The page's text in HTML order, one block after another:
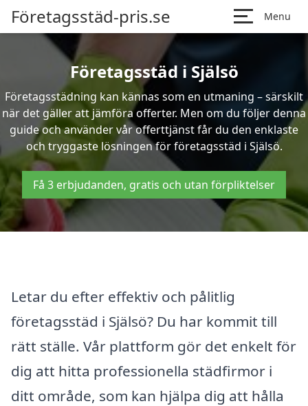
Företagsstäd-pris.se Menu
Företagsstäd i Själsö
Företagsstädning kan kännas som en utmaning – särskilt
när det gäller att jämföra offerter. Men om du följer denna
guide och använder vår offerttjänst får du den enklaste
och tryggaste lösningen för företagsstäd i Själsö.
Få 3 erbjudanden, gratis och utan förpliktelser
Letar du efter effektiv och pålitlig
företagsstäd i Själsö? Du har kommit till
rätt ställe. Vår plattform gör det enkelt för
dig att hitta professionella städfirmor i
ditt område, som kan hjälpa dig att hålla